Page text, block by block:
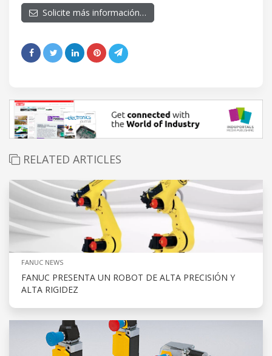
Solicite más información…
RELATED ARTICLES
FANUC NEWS
FANUC PRESENTA UN ROBOT DE ALTA PRECISIÓN Y
ALTA RIGIDEZ